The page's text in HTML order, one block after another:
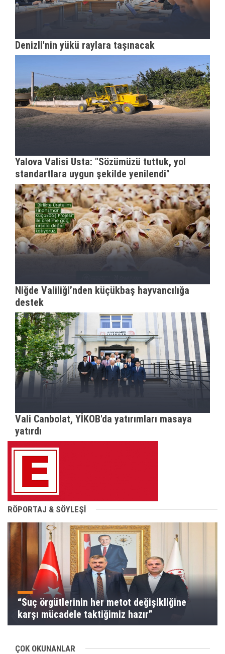
Denizli'nin yükü raylara taşınacak
Yalova Valisi Usta: "Sözümüzü tuttuk, yol
standartlara uygun şekilde yenilendi"
Niğde Valiliği’nden küçükbaş hayvancılığa
destek
Vali Canbolat, YİKOB'da yatırımları masaya
yatırdı
RÖPORTAJ & SÖYLEŞİ
“Suç örgütlerinin her metot değişikliğine
karşı mücadele taktiğimiz hazır”
ÇOK OKUNANLAR